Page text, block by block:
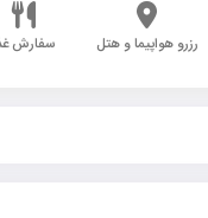
رزرو هواپیما و هتل سفارش